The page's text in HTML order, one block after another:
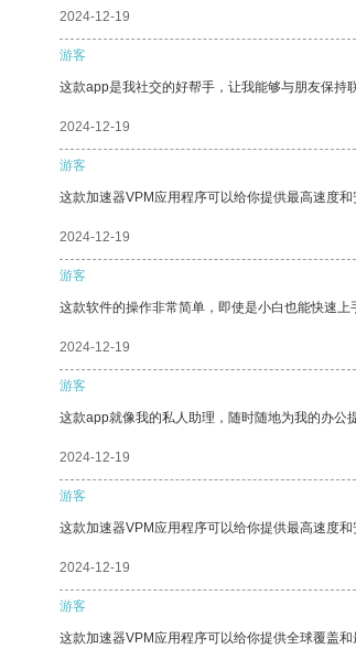
2024-12-19
游客
这款app是我社交的好帮手，让我能够与朋友保持
2024-12-19
游客
这款加速器VPM应用程序可以给你提供最高速度
2024-12-19
游客
这款软件的操作非常简单，即使是小白也能快速上
2024-12-19
游客
这款app就像我的私人助理，随时随地为我的办公
2024-12-19
游客
这款加速器VPM应用程序可以给你提供最高速度
2024-12-19
游客
这款加速器VPM应用程序可以给你提供全球覆盖和